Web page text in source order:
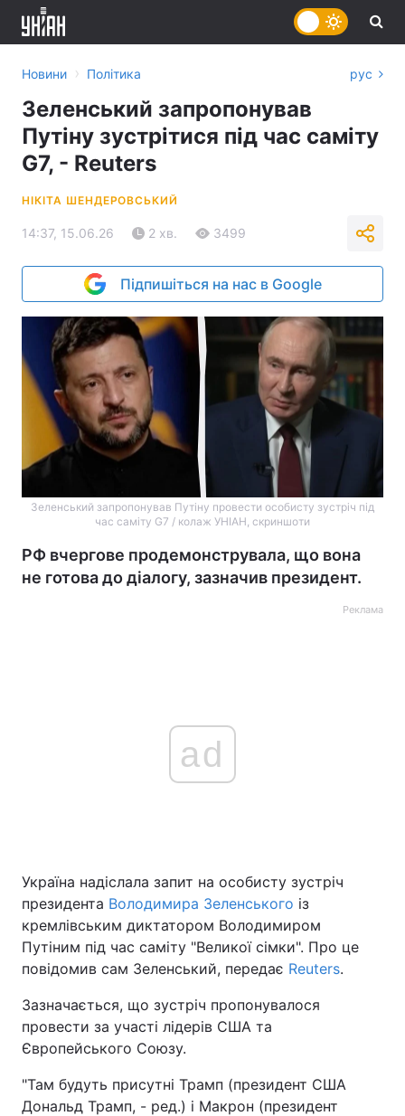
Головна Війна
Україна Політика
Економіка Світ
Спорт Наука
Техно і зв'язок
Зброя Інциденти
Новини › Політика рус
Зеленський запропонував
Путіну зустрітися під час саміту
G7, - Reuters
НІКІТА ШЕНДЕРОВСЬКИЙ
14:37, 15.06.26 2 хв. 3499
Підпишіться на нас в Google
Зеленський запропонував Путіну провести особисту зустріч під
час саміту G7 / колаж УНІАН, скриншоти
РФ вчергове продемонструвала, що вона
не готова до діалогу, зазначив президент.
Реклама
ad
Україна надіслала запит на особисту зустріч
президента Володимира Зеленського із
кремлівським диктатором Володимиром
Путіним під час саміту "Великої сімки". Про це
повідомив сам Зеленський, передає Reuters.
Зазначається, що зустріч пропонувалося
провести за участі лідерів США та
Європейського Союзу.
"Там будуть присутні Трамп (президент США
Дональд Трамп, - ред.) і Макрон (президент